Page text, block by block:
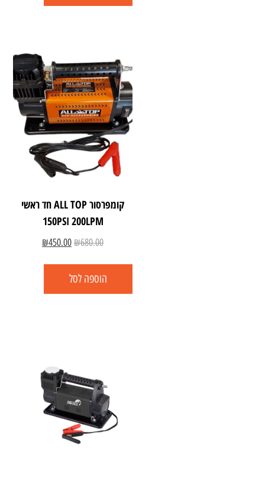
קומפרסור ALL TOP חד ראשי
150PSI 200LPM
₪680.00
₪450.00
הוספה לסל